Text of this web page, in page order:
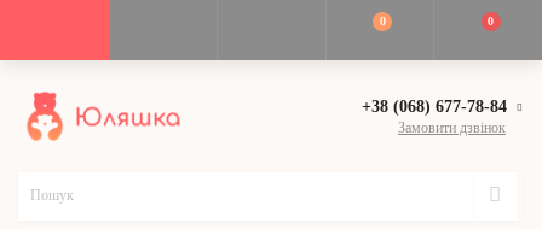
0 0
+38 (068) 677-78-84
Замовити дзвінок